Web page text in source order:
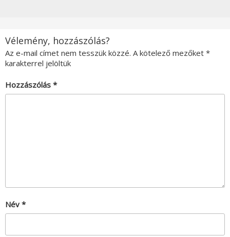
Vélemény, hozzászólás?
Az e-mail címet nem tesszük közzé. A kötelező mezőket *
karakterrel jelöltük
Hozzászólás *
Név *